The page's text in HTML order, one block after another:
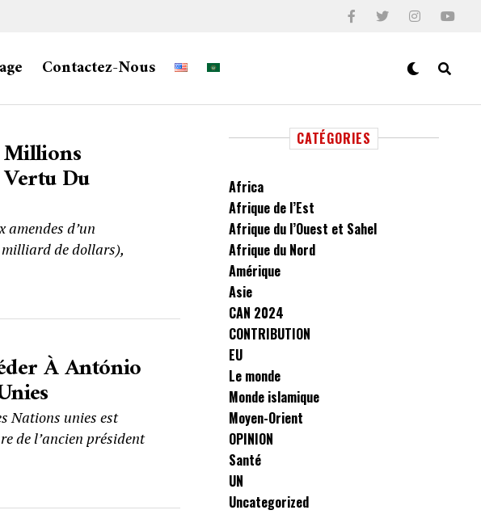
Contactez-Nous
Millions
Vertu Du
amendes d’un
de dollars),
À António
Nations unies est
de l’ancien président
CATÉGORIES
Africa
Afrique de l’Est
Afrique du l’Ouest et Sahel
Afrique du Nord
Amérique
Asie
CAN 2024
CONTRIBUTION
EU
Le monde
Monde islamique
Moyen-Orient
OPINION
Santé
UN
Uncategorized